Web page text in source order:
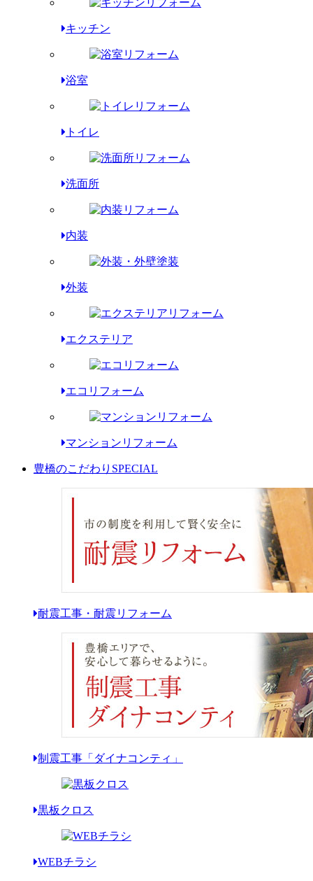
キッチン
浴室
トイレ
洗面所
内装
外装
エクステリア
エコリフォーム
マンションリフォーム
豊橋のこだわり SPECIAL
耐震工事・耐震リフォーム
制震工事「ダイナコンティ」
黒板クロス
WEBチラシ